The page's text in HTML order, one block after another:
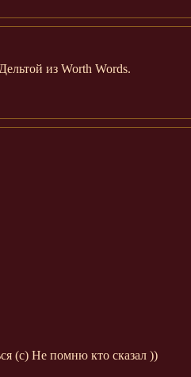
из Worth Words.
(с) Не помню кто сказал ))